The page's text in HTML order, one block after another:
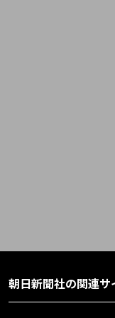
朝日新聞社の関連サ